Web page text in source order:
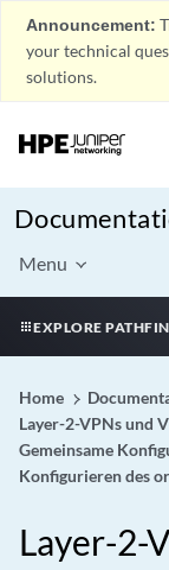
Announcement:
your technical
solutions.
Menu
EXPLORE
Home
Layer-2-VPNs und
Gemeinsame
Konfigurieren des
Layer-2-